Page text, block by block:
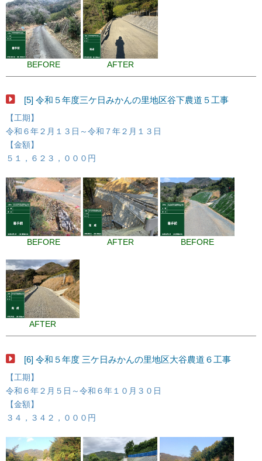
BEFORE AFTER
[5] 令和５年度三ケ日みかんの里地区谷下農道５工事
【工期】
令和６年２月１３日～令和７年２月１３日
【金額】
５１，６２３，０００円
BEFORE AFTER BEFORE
AFTER
[6] 令和５年度 三ケ日みかんの里地区大谷農道６工事
【工期】
令和６年２月５日～令和６年１０月３０日
【金額】
３４，３４２，０００円